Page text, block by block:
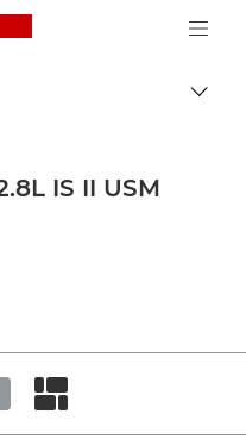
Canon Logo, back to
IS II USM